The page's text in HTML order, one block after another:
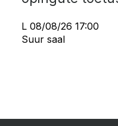
L 08/08/26 17:00
Suur saal